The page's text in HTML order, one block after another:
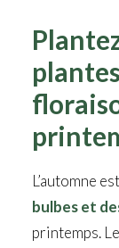
L’automne
bulbes et
printemps.